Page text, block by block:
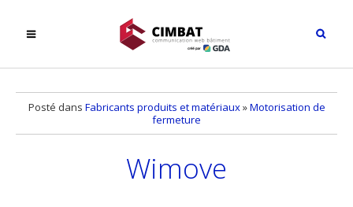
Posté dans Fabricants produits et matériaux»Motorisation de
fermeture
Wimove